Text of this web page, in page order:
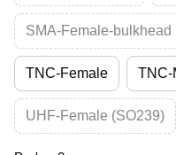
SMA-Female-bulkhead
TNC-Female TNC-
UHF-Female (SO239)